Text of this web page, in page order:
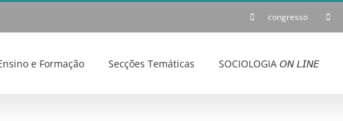
congresso
e Formação Secções Temáticas SOCIOLOGIA 𝘖𝘕 𝘓𝘐𝘕𝘌